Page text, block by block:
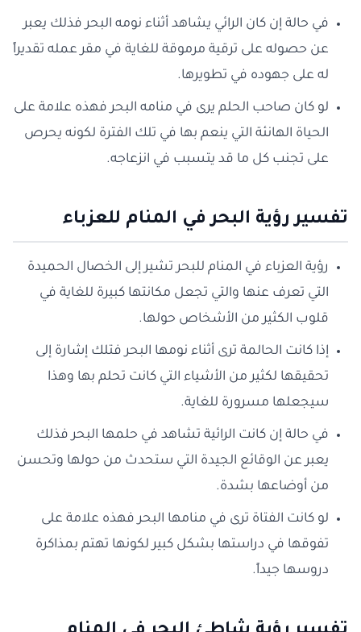
في حالة إن كان الرائي يشاهد أثناء نومه البحر فذلك يعبر
عن حصوله على ترقية مرموقة للغاية في مقر عمله تقديراً
له على جهوده في تطويرها.
لو كان صاحب الحلم يرى في منامه البحر فهذه علامة على
الحياة الهانئة التي ينعم بها في تلك الفترة لكونه يحرص
على تجنب كل ما قد يتسبب في انزعاجه.
تفسير رؤية البحر في المنام للعزباء
رؤية العزباء في المنام للبحر تشير إلى الخصال الحميدة
التي تعرف عنها والتي تجعل مكانتها كبيرة للغاية في
قلوب الكثير من الأشخاص حولها.
إذا كانت الحالمة ترى أثناء نومها البحر فتلك إشارة إلى
تحقيقها لكثير من الأشياء التي كانت تحلم بها وهذا
سيجعلها مسرورة للغاية.
في حالة إن كانت الرائية تشاهد في حلمها البحر فذلك
يعبر عن الوقائع الجيدة التي ستحدث من حولها وتحسن
من أوضاعها بشدة.
لو كانت الفتاة ترى في منامها البحر فهذه علامة على
تفوقها في دراستها بشكل كبير لكونها تهتم بمذاكرة
دروسها جيداً.